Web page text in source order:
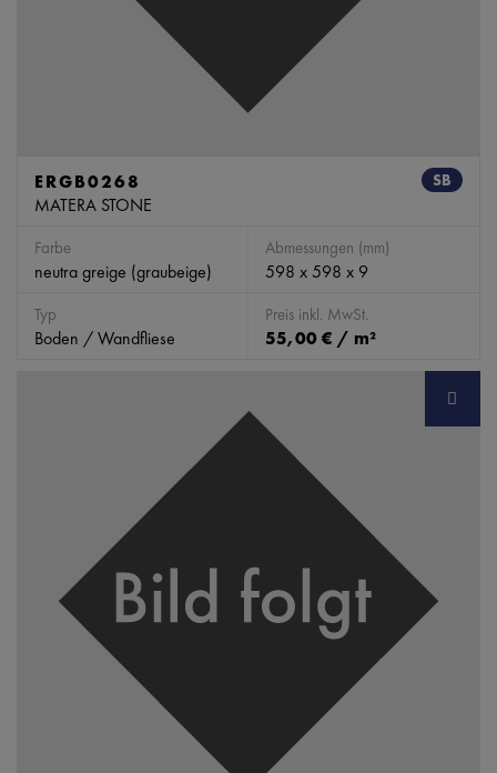
SB
ERGB0268
MATERA STONE
Farbe
neutra greige (graubeige)
Abmessungen (mm)
598 x 598 x 9
Typ
Boden / Wandfliese
Preis inkl. MwSt.
55,00 € / m²